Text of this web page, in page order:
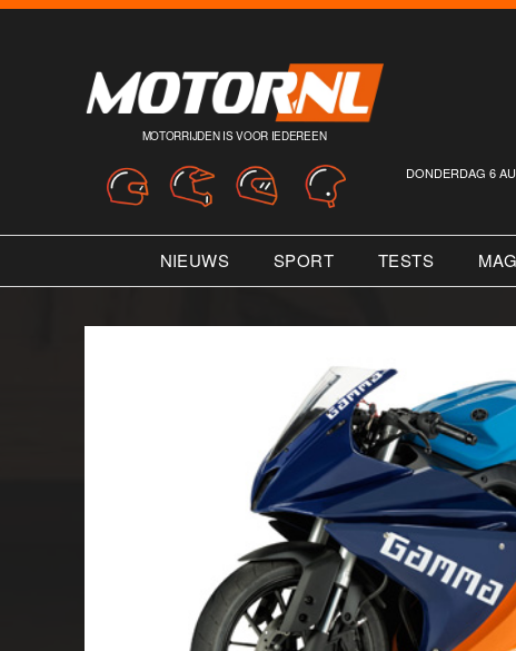
MOTORRIJDEN IS VOOR IEDEREEN
DONDERDAG 6
NIEUWS SPORT TESTS